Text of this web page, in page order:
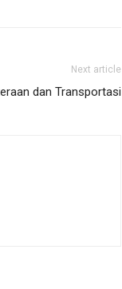
Next article
dan Transportasi